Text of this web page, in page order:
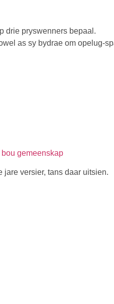
drie pryswenners bepaal.
as sy bydrae om opelug-
gemeenskap
jare versier, tans daar uitsien.